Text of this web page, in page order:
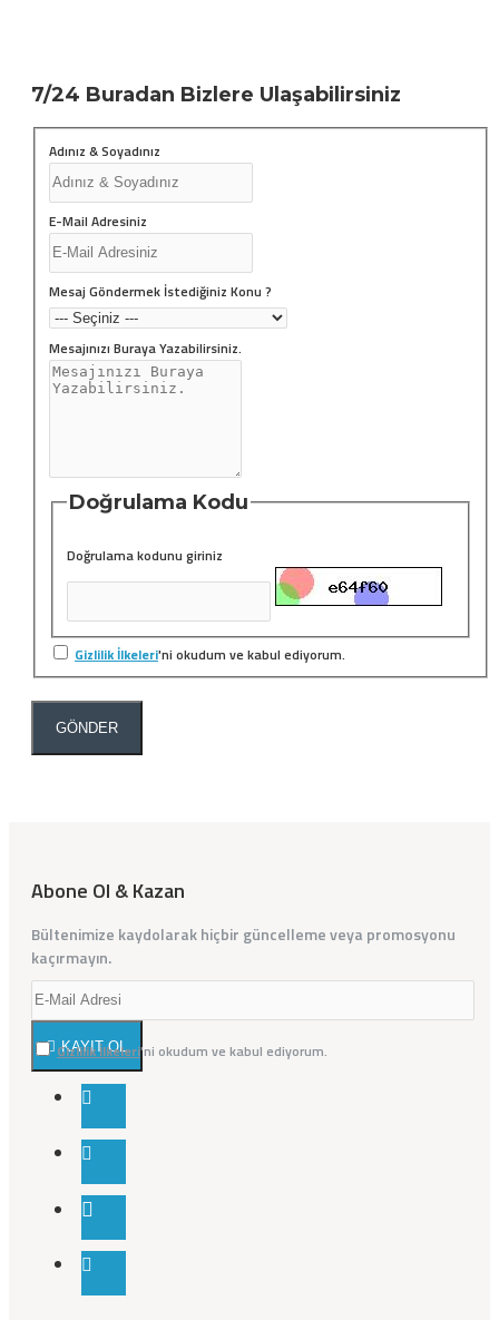
7/24 Buradan Bizlere Ulaşabilirsiniz
Adınız & Soyadınız
E-Mail Adresiniz
Mesaj Göndermek İstediğiniz Konu ?
Mesajınızı Buraya Yazabilirsiniz.
Doğrulama Kodu
Doğrulama kodunu giriniz
Gizlilik İlkeleri'ni okudum ve kabul ediyorum.
GÖNDER
Abone Ol & Kazan
Bültenimize kaydolarak hiçbir güncelleme veya promosyonu
kaçırmayın.
KAYIT OL
Gizlilik İlkeleri'ni okudum ve kabul ediyorum.